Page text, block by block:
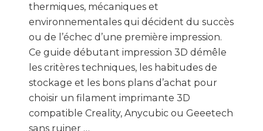
thermiques, mécaniques et
environnementales qui décident du succès
ou de l’échec d’une première impression.
Ce guide débutant impression 3D démêle
les critères techniques, les habitudes de
stockage et les bons plans d’achat pour
choisir un filament imprimante 3D
compatible Creality, Anycubic ou Geeetech
sans ruiner …